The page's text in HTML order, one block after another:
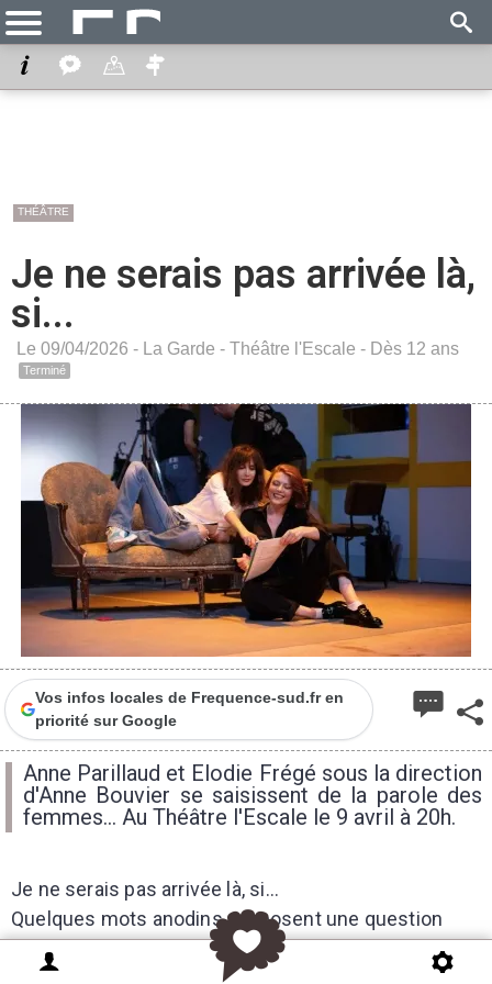
THÉÂTRE
Je ne serais pas arrivée là,
si...
Le 09/04/2026 - La Garde - Théâtre l'Escale - Dès 12 ans
Terminé
Vos infos locales de Frequence-sud.fr en
priorité sur Google
Anne Parillaud et Elodie Frégé sous la direction
d'Anne Bouvier se saisissent de la parole des
femmes... Au Théâtre l'Escale le 9 avril à 20h.
Je ne serais pas arrivée là, si...
Quelques mots anodins qui posent une question
vertigineuse. Quel hasard, rencontre, accident, peut-
être aussi quelle révolte, ont aiguillé ma vie ?